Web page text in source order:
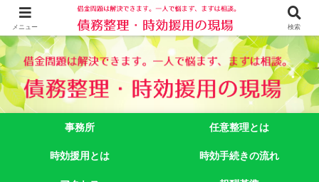
借金問題でお悩みなら司法書士法人御苑総合事務所にご相談下さい。 東京都
新宿区新宿二丁目５番１号アルテビル新宿４階 TEL:03-3356-3750
事務所 任意整理とは
時効援用とは 時効手続きの流れ
メニュー 検索